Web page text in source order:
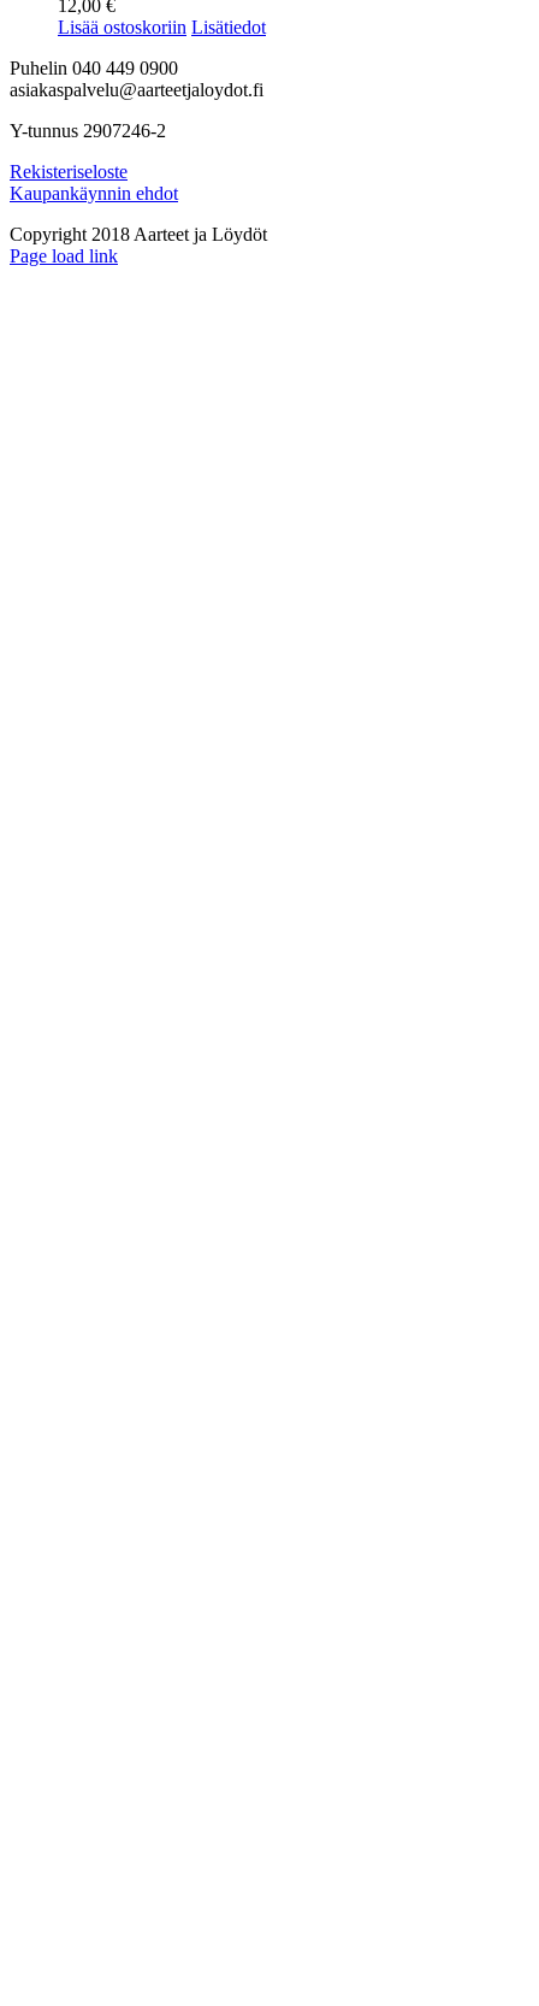
12,00 €
Lisää ostoskoriin Lisätiedot
Puhelin 040 449 0900
asiakaspalvelu@aarteetjaloydot.fi
Y-tunnus 2907246-2
Rekisteriseloste
Kaupankäynnin ehdot
Copyright 2018 Aarteet ja Löydöt
Instagram
Page load link